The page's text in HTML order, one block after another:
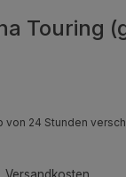
Touring
von 24 Stunden